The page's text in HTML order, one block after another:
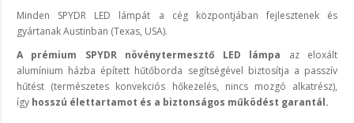
Minden SPYDR LED lámpát a cég központjában fejlesztenek és
gyártanak Austinban (Texas, USA).
A
prémium SPYDR növénytermesztő LED lámpa az eloxált
alumínium házba épített hűtőborda segítségével biztosítja a passzív
hűtést (természetes konvekciós hőkezelés, nincs mozgó alkatrész),
így hosszú élettartamot és a biztonságos működést garantál.